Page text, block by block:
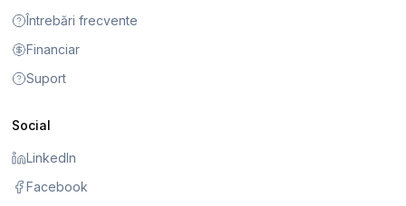
Întrebări frecvente
Financiar
Suport
Social
LinkedIn
Facebook